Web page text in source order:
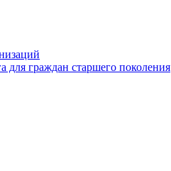
для граждан старшего поколения